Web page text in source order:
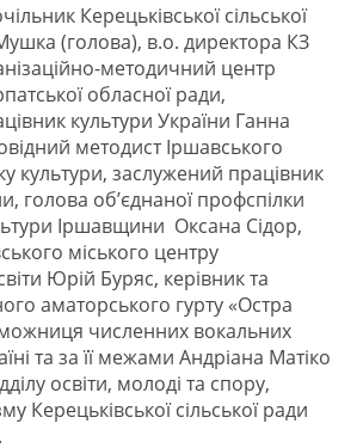
Керецьківської сільської
(голова), в.о. директора КЗ
методичний центр
обласної ради,
культури України Ганна
методист Іршавського
культури, заслужений працівник
голова об’єднаної профспілки
Іршавщини Оксана Сідор,
міського центру
Юрій Буряс, керівник та
аматорського гурту «Остра
численних вокальних
та за її межами Андріана Матіко
освіти, молоді та спору,
Керецьківської сільської ради